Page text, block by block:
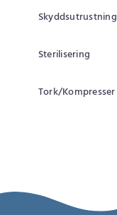
Skyddsutrustning
Sterilisering
Tork/Kompresser